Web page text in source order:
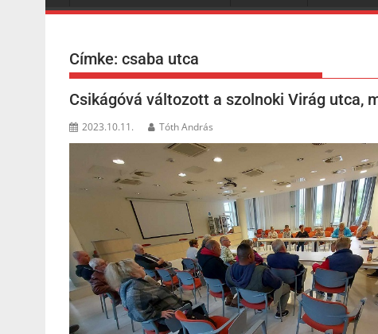
Címke: csaba utca
Csikágóvá változott a szolnoki Virág utca,
2023.10.11. Tóth András